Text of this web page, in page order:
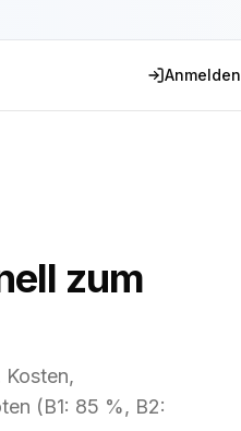
Anmelden
zum
(B1: 85 %, B2: